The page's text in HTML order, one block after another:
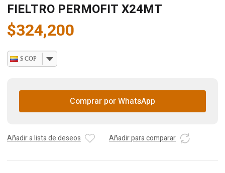
FIELTRO PERMOFIT X24MT
$324,200
$ COP
Comprar por WhatsApp
Añadir a lista de deseos Añadir para comparar